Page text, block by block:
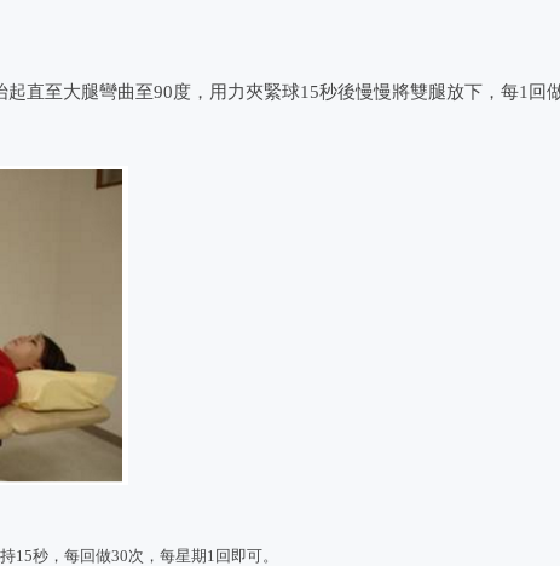
直至大腿彎曲至90度，用力夾緊球15秒後慢慢將雙腿放下，每1回
15秒，每回做30次，每星期1回即可。